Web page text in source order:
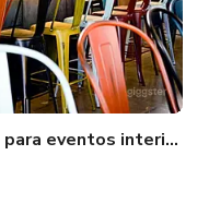
eventos interiores